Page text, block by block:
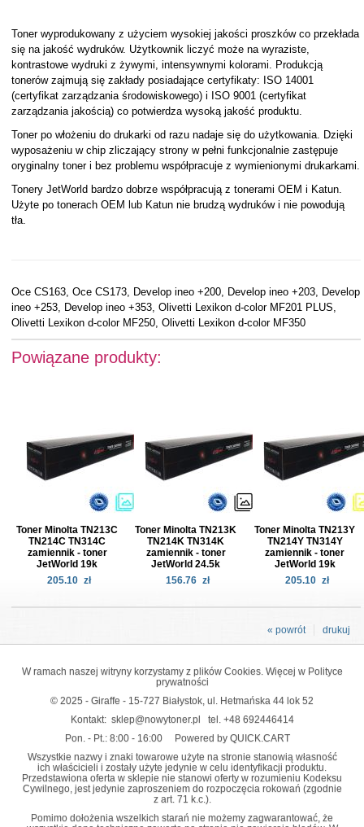
Toner wyprodukowany z użyciem wysokiej jakości proszków co przekłada
się na jakość wydruków. Użytkownik liczyć może na wyraziste,
kontrastowe wydruki z żywymi, intensywnymi kolorami. Produkcją
tonerów zajmują się zakłady posiadające certyfikaty: ISO 14001
(certyfikat zarządzania środowiskowego) i ISO 9001 (certyfikat
zarządzania jakością) co potwierdza wysoką jakość produktu.
Toner po włożeniu do drukarki od razu nadaje się do użytkowania. Dzięki
wyposażeniu w chip zliczający strony w pełni funkcjonalnie zastępuje
oryginalny toner i bez problemu współpracuje z wymienionymi drukarkami.
Tonery JetWorld bardzo dobrze współpracują z tonerami OEM i Katun.
Użyte po tonerach OEM lub Katun nie brudzą wydruków i nie powodują
tła.
Oce CS163, Oce CS173, Develop ineo +200, Develop ineo +203, Develop
ineo +253, Develop ineo +353, Olivetti Lexikon d-color MF201 PLUS,
Olivetti Lexikon d-color MF250, Olivetti Lexikon d-color MF350
Powiązane produkty:
Toner Minolta TN213C
TN214C TN314C
zamiennik - toner
JetWorld 19k
205.10 zł
Toner Minolta TN213K
TN214K TN314K
zamiennik - toner
JetWorld 24.5k
156.76 zł
Toner Minolta TN213Y
TN214Y TN314Y
zamiennik - toner
JetWorld 19k
205.10 zł
drukuj
« powrót
W ramach naszej witryny korzystamy z plików Cookies. Więcej w Polityce
prywatności
© 2025 - Giraffe - 15-727 Białystok, ul. Hetmańska 44 lok 52
Kontakt: sklep@nowytoner.pl tel. +48 692446414
Pon. - Pt.: 8:00 - 16:00
Powered by QUICK.CART
Wszystkie nazwy i znaki towarowe użyte na stronie stanowią własność
ich właścicieli i zostały użyte jedynie w celu identyfikacji produktu.
Przedstawiona oferta w sklepie nie stanowi oferty w rozumieniu Kodeksu
Cywilnego, jest jedynie zaproszeniem do rozpoczęcia rokowań (zgodnie
z art. 71 k.c.).
Pomimo dołożenia wszelkich starań nie możemy zagwarantować, że